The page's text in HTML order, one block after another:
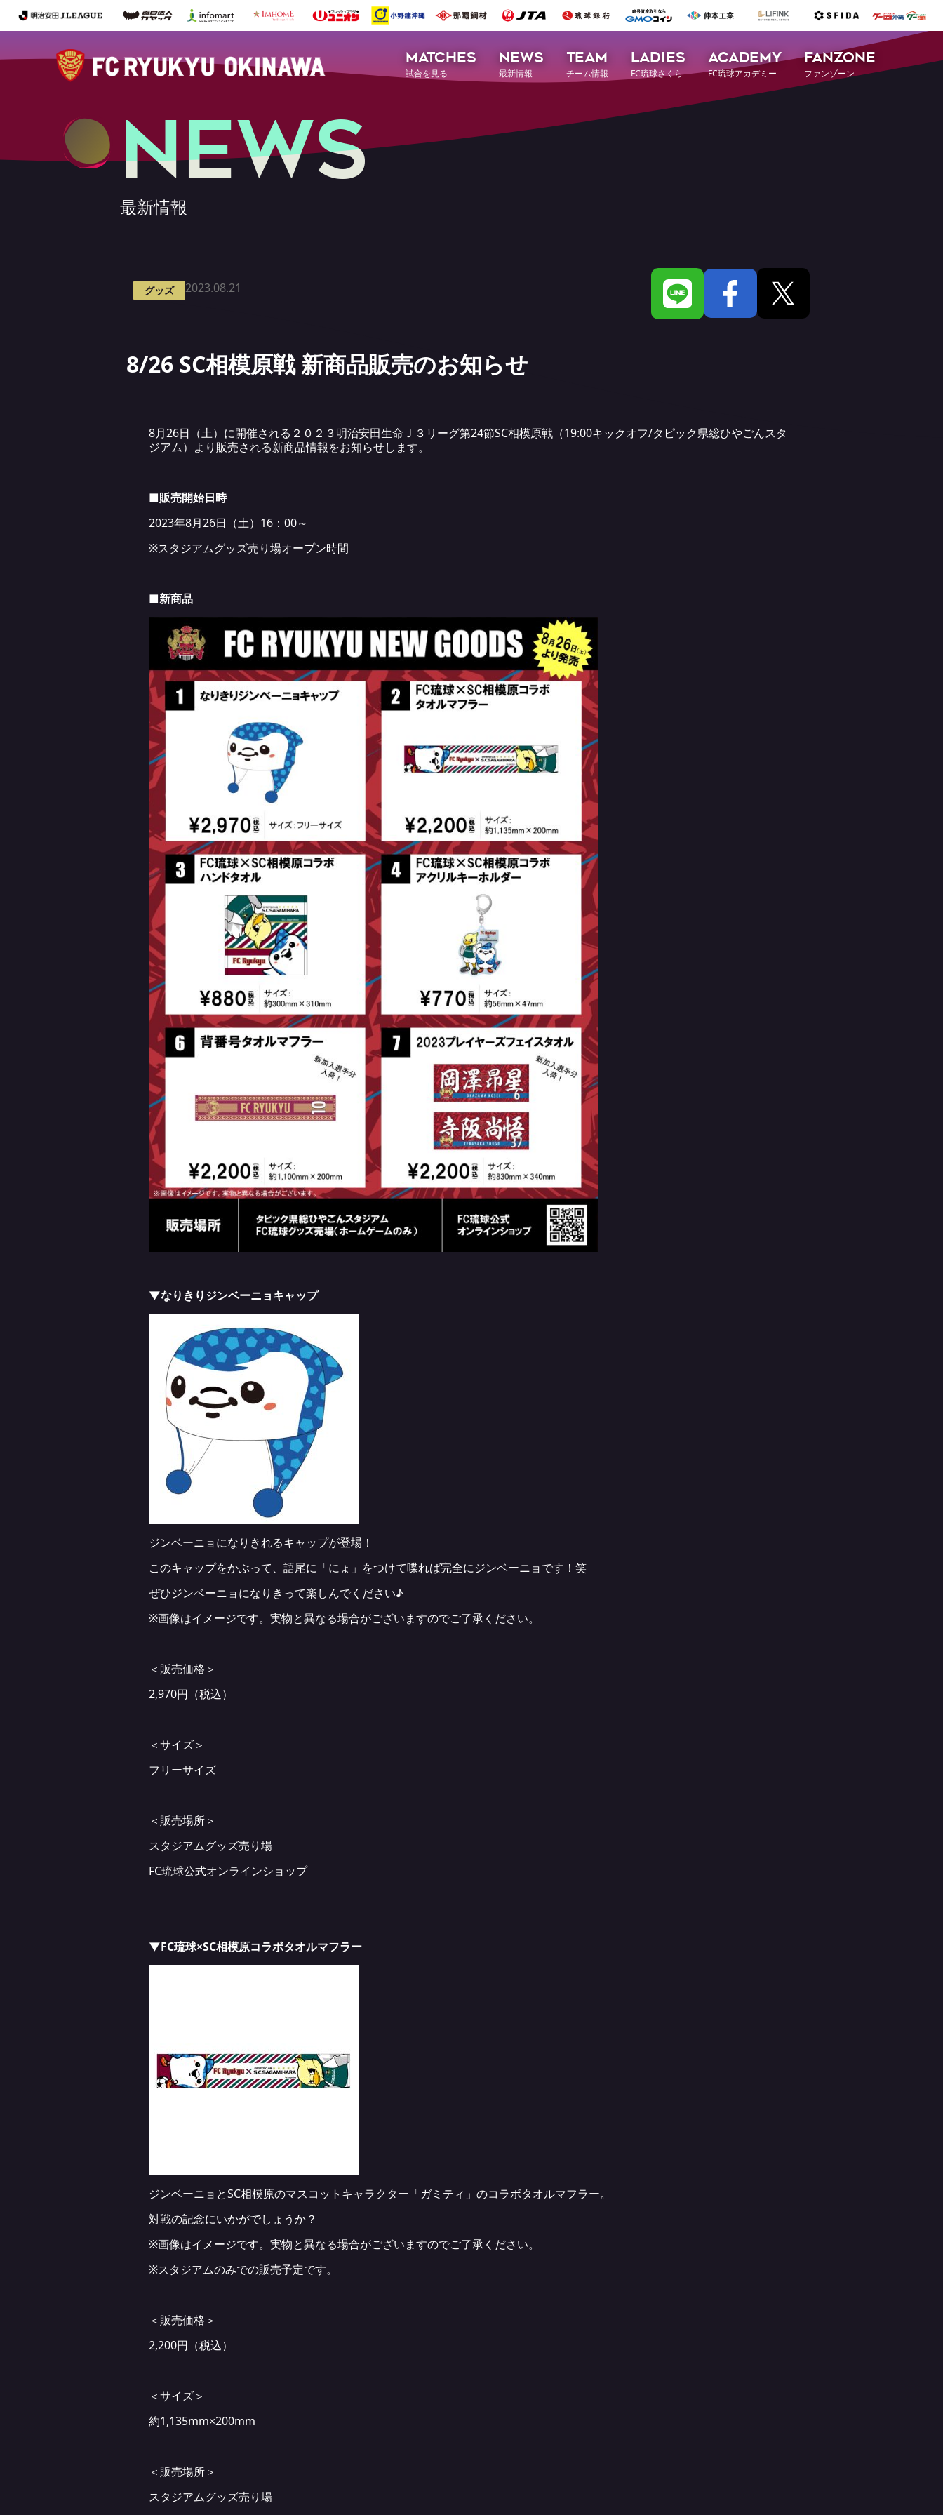
MATCHES
試合を見る
NEWS
最新情報
TEAM
チーム情報
LADIES
FC琉球さくら
ACADEMY
FC琉球アカデミー
FANZONE
ファンゾーン
NEWS
最新情報
グッズ 2023.08.21
8/26 SC相模原戦 新商品販売のお知らせ
8月26日（土）に開催される２０２３明治安田生命Ｊ３リーグ第24節SC相模原戦（19:00キックオフ/タピック県総ひやごんスタ
ジアム）より販売される新商品情報をお知らせします。
■販売開始日時
2023年8月26日（土）16：00～
※スタジアムグッズ売り場オープン時間
■新商品
▼なりきりジンベーニョキャップ
ジンベーニョになりきれるキャップが登場！
このキャップをかぶって、語尾に「にょ」をつけて喋れば完全にジンベーニョです！笑
ぜひジンベーニョになりきって楽しんでください♪
※画像はイメージです。実物と異なる場合がございますのでご了承ください。
＜販売価格＞
2,970円（税込）
＜サイズ＞
フリーサイズ
＜販売場所＞
スタジアムグッズ売り場
FC琉球公式オンラインショップ
▼FC琉球×SC相模原コラボタオルマフラー
ジンベーニョとSC相模原のマスコットキャラクター「ガミティ」のコラボタオルマフラー。
対戦の記念にいかがでしょうか？
※画像はイメージです。実物と異なる場合がございますのでご了承ください。
※スタジアムのみでの販売予定です。
＜販売価格＞
2,200円（税込）
＜サイズ＞
約1,135mm×200mm
＜販売場所＞
スタジアムグッズ売り場